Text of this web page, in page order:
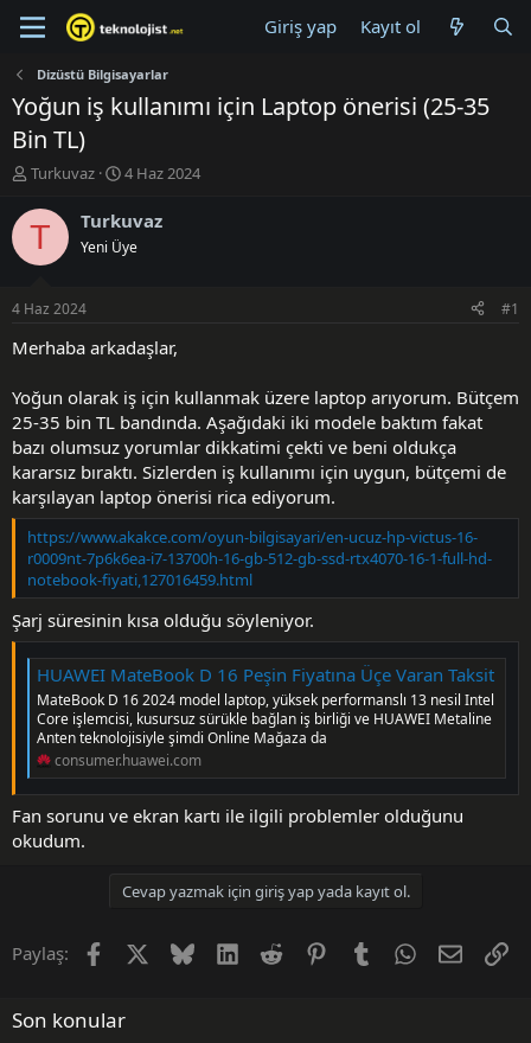
Giriş yap Kayıt ol
Dizüstü Bilgisayarlar
Yoğun iş kullanımı için Laptop önerisi (25-35
Bin TL)
K
n
u
B
a
ş
t
a
n
Turkuvaz
B
ş
a
ç
r
i
h
i
4 Haz 2024
T Turkuvaz
Yeni Üye
4 Haz 2024 #1
Merhaba arkadaşlar,
Yoğun olarak iş için kullanmak üzere laptop arıyorum. Bütçem
25-35 bin TL bandında. Aşağıdaki iki modele baktım fakat
bazı olumsuz yorumlar dikkatimi çekti ve beni oldukça
kararsız bıraktı. Sizlerden iş kullanımı için uygun, bütçemi de
karşılayan laptop önerisi rica ediyorum.
https://www.akakce.com/oyun-bilgisayari/en-ucuz-hp-victus-16-
r0009nt-7p6k6ea-i7-13700h-16-gb-512-gb-ssd-rtx4070-16-1-full-hd-
notebook-fiyati,127016459.html
Şarj süresinin kısa olduğu söyleniyor.
HUAWEI MateBook D 16 Peşin Fiyatına Üçe Varan Taksit
MateBook D 16 2024 model laptop, yüksek performanslı 13 nesil Intel
Core işlemcisi, kusursuz sürükle bağlan iş birliği ve HUAWEI Metaline
Anten teknolojisiyle şimdi Online Mağaza da
consumer.huawei.com
Fan sorunu ve ekran kartı ile ilgili problemler olduğunu
okudum.
Cevap yazmak için giriş yap yada kayıt ol.
Paylaş: FacebookX (Twitter)
BlueskyLinkedInReddit PinterestTumblr WhatsApp
E-posta
Son konular